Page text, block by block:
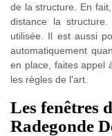
de la structure. En
distance la
utilisée. Il est aussi
automatiquement
en place, faites appel
les règles de l'art.
Les fenêtres
Radegonde